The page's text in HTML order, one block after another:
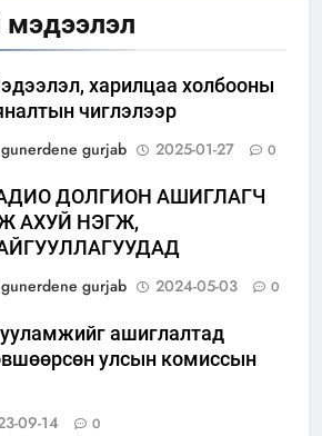
мэдээлэл
харилцаа холбооны
чиглэлээр
gunerdene gurjab
2025-01-27 0
ДОЛГИОН АШИГЛАГЧ
АХУЙ НЭГЖ,
gunerdene gurjab
2024-05-03 0
ашиглалтад
улсын комиссын
09-14 0